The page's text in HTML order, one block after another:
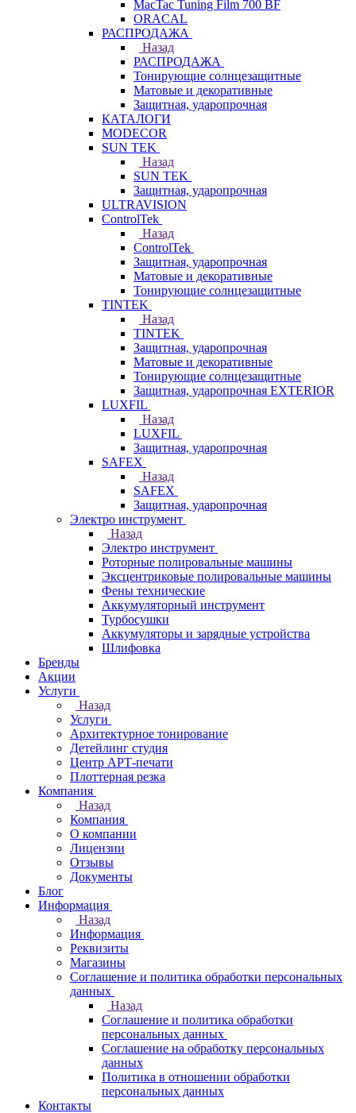
MacTac Tuning Film 700 BF
ORACAL
РАСПРОДАЖА
Назад
РАСПРОДАЖА
Тонирующие солнцезащитные
Матовые и декоративные
Защитная, ударопрочная
КАТАЛОГИ
MODECOR
SUN TEK
Назад
SUN TEK
Защитная, ударопрочная
ULTRAVISION
ControlTek
Назад
ControlTek
Защитная, ударопрочная
Матовые и декоративные
Тонирующие солнцезащитные
TINTEK
Назад
TINTEK
Защитная, ударопрочная
Матовые и декоративные
Тонирующие солнцезащитные
Защитная, ударопрочная EXTERIOR
LUXFIL
Назад
LUXFIL
Защитная, ударопрочная
SAFEX
Назад
SAFEX
Защитная, ударопрочная
Электро инструмент
Назад
Электро инструмент
Роторные полировальные машины
Эксцентриковые полировальные машины
Фены технические
Аккумуляторный инструмент
Турбосушки
Аккумуляторы и зарядные устройства
Шлифовка
Бренды
Акции
Услуги
Назад
Услуги
Архитектурное тонирование
Детейлинг студия
Центр АРТ-печати
Плоттерная резка
Компания
Назад
Компания
О компании
Лицензии
Отзывы
Документы
Блог
Информация
Назад
Информация
Реквизиты
Магазины
Соглашение и политика обработки персональных
данных
Назад
Соглашение и политика обработки
персональных данных
Соглашение на обработку персональных
данных
Политика в отношении обработки
персональных данных
Контакты